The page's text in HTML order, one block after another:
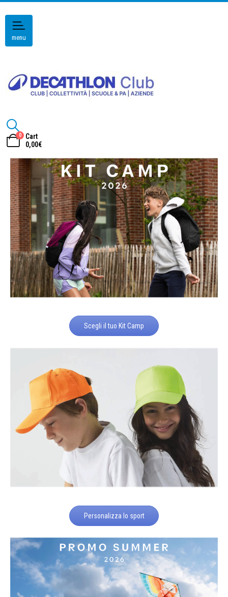
menu
0
Cart
0,00€
Scegli il tuo Kit Camp
Personalizza lo sport